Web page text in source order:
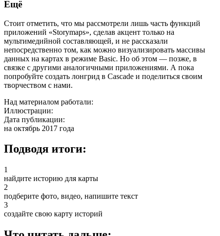
Ещё
Стоит отметить, что мы рассмотрели лишь часть функций
приложений «Storymaps», сделав акцент только на
мультимедийной составляющей, и не рассказали
непосредственно том, как можно визуализировать массивы
данных на картах в режиме Basic. Но об этом — позже, в
связке с другими аналогичными приложениями. А пока
попробуйте создать лонгрид в Cascade и поделиться своим
творчеством с нами.
Над материалом работали:
Иллюстрации:
Дата публикации:
на октябрь 2017 года
Подводя итоги:
1
найдите историю для карты
2
подберите фото, видео, напишите текст
3
создайте свою карту историй